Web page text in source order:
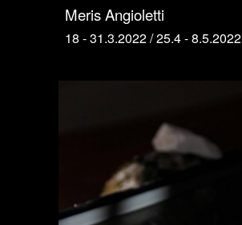
Meris Angioletti
18 - 31.3.2022 /25.4 - 8.5.2022